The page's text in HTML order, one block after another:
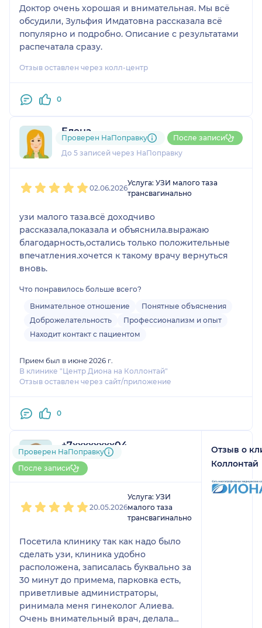
Доктор очень хорошая и внимательная. Мы всё
обсудили, Зульфия Имдатовна рассказала всё
популярно и подробно. Описание с результатами
распечатала сразу.
Отзыв оставлен через колл-центр
0
Елена
1 отзыв
До 5 записей через НаПоправку
Проверен НаПоправку После записи
02.06.2026
Услуга: УЗИ малого таза
трансвагинально
узи малого таза.всё доходчиво
рассказала,показала и объяснила.выражаю
благодарность,остались только положительные
впечатления.хочется к такому врачу вернуться
вновь.
Что понравилось больше всего?
Внимательное отношение
Понятные объяснения
Доброжелательность
Профессионализм и опыт
Находит контакт с пациентом
Прием был в июне 2026 г.
В клинике "Центр Диона на Коллонтай"
Отзыв оставлен через сайт/приложение
0
+7xxxxxxxx04
1 отзыв
До 5 записей через НаПоправку
Проверен НаПоправку
После записи
20.05.2026
Услуга: УЗИ
малого таза
трансвагинально
Посетила клинику так как надо было
сделать узи, клиника удобно
расположена, записалась буквально за
30 минут до примема, парковка есть,
приветливые администраторы,
ринимала меня гинеколог Алиева.
Очень внимательный врач, делала
Отзыв о
Коллонтай